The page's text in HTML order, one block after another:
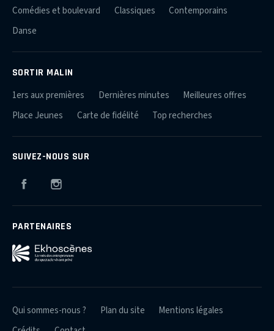
Comédies et boulevard
Classiques
Contemporains
Danse
SORTIR MALIN
1ers aux premières Dernières minutes
Meilleures offres
Place Jeunes
Carte de fidélité Top recherches
SUIVEZ-NOUS SUR
Facebook
PARTENAIRES
Qui sommes-nous ? Plan du site
Mentions légales